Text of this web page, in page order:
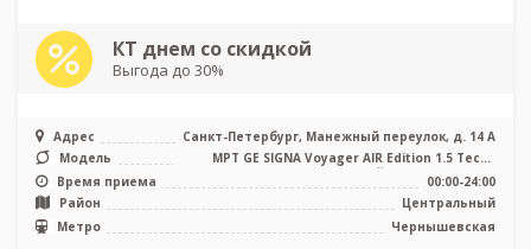
КТ днем со скидкой
Выгода до 30%
Адрес
Санкт-Петербург, Манежный переулок, д. 14 А
Модель
МРТ GE SIGNA Voyager AIR Edition 1.5 Тесла
полуоткрытый, КТ GE Revolut ...
Время приема
00:00-24:00
Район
Центральный
Метро
Чернышевская